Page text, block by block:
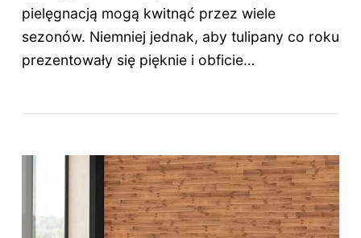
pielęgnacją mogą kwitnąć przez wiele
sezonów. Niemniej jednak, aby tulipany co roku
prezentowały się pięknie i obficie…